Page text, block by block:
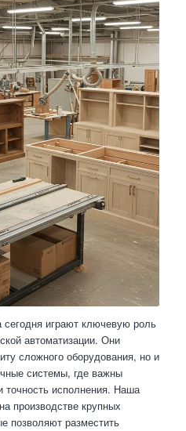
сегодня играют ключевую роль
автоматизации. Они
сложного оборудования, но и
системы, где важны
точность исполнения. Наша
производстве крупных
позволяют разместить